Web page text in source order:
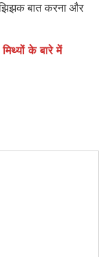
बात करना और
के बारे में